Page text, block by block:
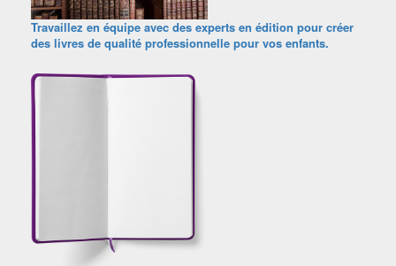
Travaillez en équipe avec des experts en édition pour créer
des livres de qualité professionnelle pour vos enfants.